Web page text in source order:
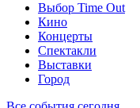
Выбор Time Out
Кино
Концерты
Спектакли
Выставки
Город